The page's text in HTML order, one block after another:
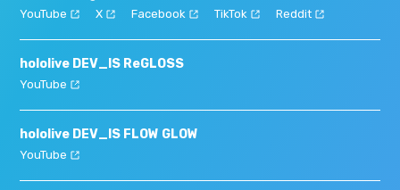
YouTube X Facebook TikTok Reddit
hololive DEV_IS ReGLOSS
YouTube
hololive DEV_IS FLOW GLOW
YouTube